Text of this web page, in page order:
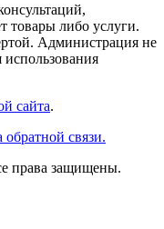
товары либо услуги.
Администрация не
использования
сайта.
обратной связи.
права защищены.